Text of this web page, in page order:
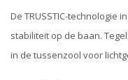
De TRUSSTIC-technologie
stabiliteit op de baan.
in de tussenzool voor